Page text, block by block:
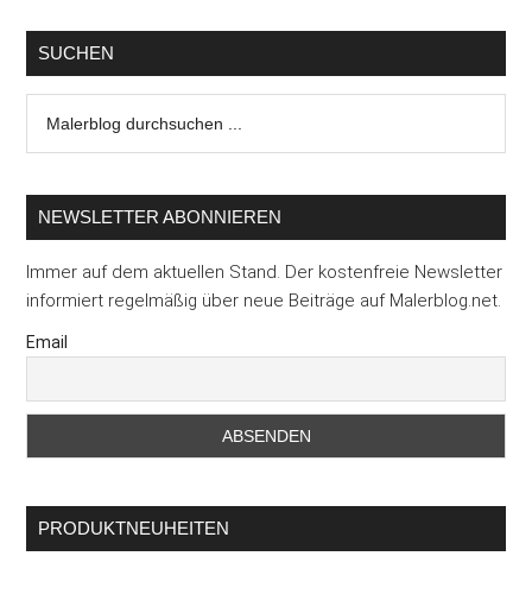
SUCHEN
durchsuchen
NEWSLETTER ABONNIEREN
Immer auf dem aktuellen Stand. Der kostenfreie Newsletter
informiert regelmäßig über neue Beiträge auf Malerblog.net.
Email
PRODUKTNEUHEITEN